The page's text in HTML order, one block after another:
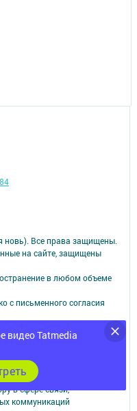
видео Tatmedia
новь). Все права защищены.
на сайте, защищены
в любом объеме
с письменного согласия
по печати и массовым
новь)
ЭЛ № ФС 77 - 90166 от
в сфере связи,
коммуникаций